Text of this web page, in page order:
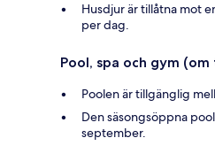
Husdjur är tillåtna mot
per dag.
Pool, spa och gym
Poolen är tillgänglig
Den säsongsöppna
september.